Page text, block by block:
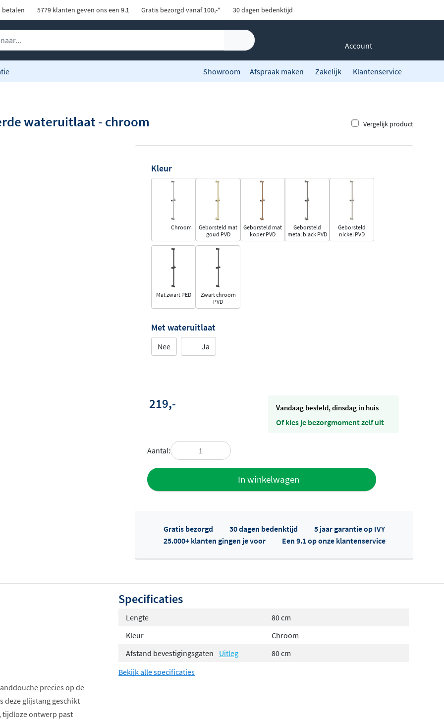
betalen 5779 klanten geven ons een 9.1 Gratis bezorgd vanaf 100,-* 30 dagen bedenktijd
Account
Showroom Afspraak maken Zakelijk Klantenservice
wateruitlaat - chroom Vergelijk product
Kleur
Chroom
Geborsteld mat
goud PVD
Geborsteld mat
koper PVD
Geborsteld
metal black PVD
Geborsteld
nickel PVD
Mat zwart PED
Zwart chroom
PVD
Met wateruitlaat
Nee Ja
219,- vandaag besteld, dinsdag in huis
Of kies je bezorgmoment zelf uit
Aantal:
In winkelwagen
Toevoegen aan offerte
Gratis bezorgd 30 dagen bedenktijd
5 jaar garantie op IVY
25.000+ klanten gingen je voor
Een 9.1 op onze klantenservice
precies op de
deze glijstang geschikt
tijdloze ontwerp past
Specificaties
Lengte
80 cm
Kleur
Chroom
Afstand bevestigingsgaten
Uitleg
80 cm
Bekijk alle specificaties